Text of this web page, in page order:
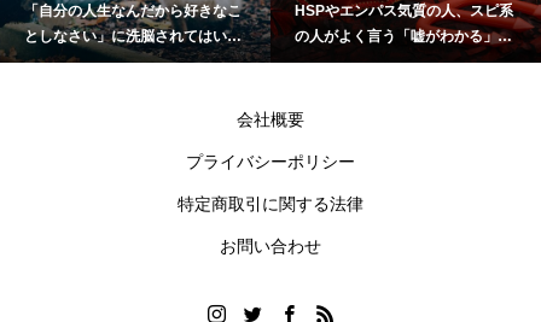
「自分の人生なんだから好きなこ
としなさい」に洗脳されてはいけ
ない。
HSPやエンパス気質の人、スピ系
の人がよく言う「嘘がわかる」は
だいたい嘘（詐欺）。
会社概要
プライバシーポリシー
特定商取引に関する法律
お問い合わせ